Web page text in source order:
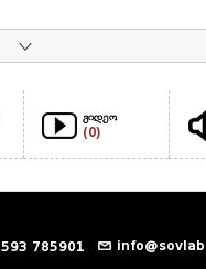
ვიდეო
(0)
593 785901